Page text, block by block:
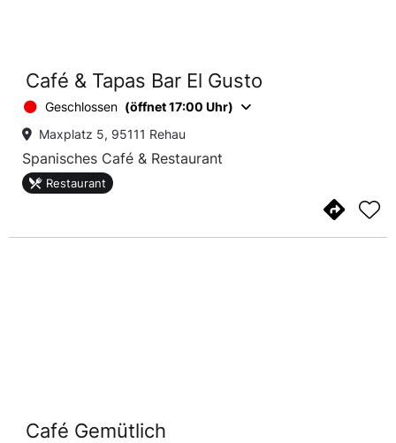
Café & Tapas Bar El Gusto
Geschlossen (öffnet 17:00 Uhr)
Maxplatz 5, 95111 Rehau
Spanisches Café & Restaurant
Restaurant
Café Gemütlich